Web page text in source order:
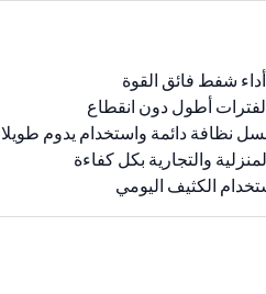
نظافة دائمة واستخدام يدوم طويلا
والتجارية بكل كفاءة
الكثيف اليومي